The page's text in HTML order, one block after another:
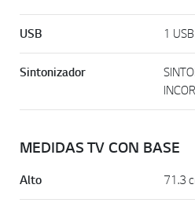
USB 1 USB
Sintonizador
MEDIDAS TV CON BASE
Alto 71.3